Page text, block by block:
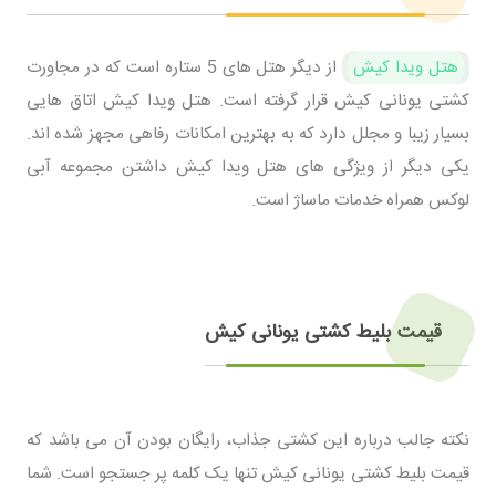
هتل ویدا کیش
از دیگر هتل های 5 ستاره است که در مجاورت
کشتی یونانی کیش قرار گرفته است. هتل ویدا کیش اتاق هایی
بسیار زیبا و مجلل دارد که به بهترین امکانات رفاهی مجهز شده اند.
یکی دیگر از ویژگی های هتل ویدا کیش داشتن مجموعه آبی
لوکس همراه خدمات ماساژ است.
قیمت بلیط کشتی یونانی کیش
نکته جالب درباره این کشتی جذاب، رایگان بودن آن می باشد که
قیمت بلیط کشتی یونانی کیش تنها یک کلمه پر جستجو است. شما